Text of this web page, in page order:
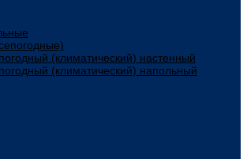
(климатический) настенный
(климатический) напольный